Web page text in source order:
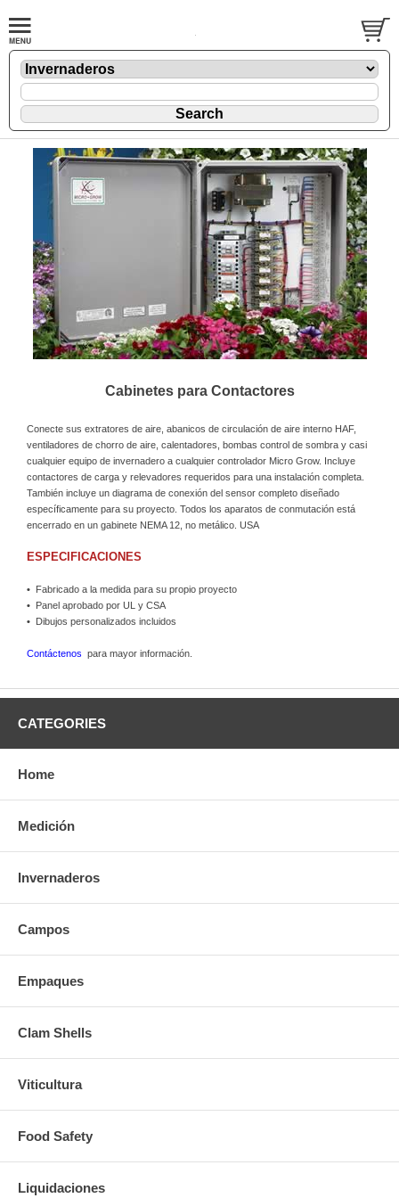
Cabinetes para Contactores
Conecte sus extratores de aire, abanicos de circulación de aire interno HAF,
ventiladores de chorro de aire, calentadores, bombas control de sombra y casi
cualquier equipo de invernadero a cualquier controlador Micro Grow. Incluye
contactores de carga y relevadores requeridos para una instalación completa.
También incluye un diagrama de conexión del sensor completo diseñado
específicamente para su proyecto. Todos los aparatos de conmutación está
encerrado en un gabinete NEMA 12, no metálico. USA
ESPECIFICACIONES
• Fabricado a la medida para su propio proyecto
• Panel aprobado por UL y CSA
• Dibujos personalizados incluidos
Contáctenos para mayor información.
CATEGORIES
Home
Medición
Invernaderos
Campos
Empaques
Clam Shells
Viticultura
Food Safety
Liquidaciones